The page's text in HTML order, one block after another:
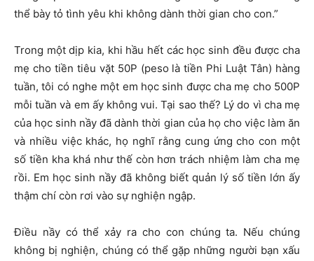
thể bày tỏ tình yêu khi không dành thời gian cho con.”
Trong một dịp kia, khi hầu hết các học sinh đều được cha
mẹ cho tiền tiêu vặt 50P (peso là tiền Phi Luật Tân) hàng
tuần, tôi có nghe một em học sinh được cha mẹ cho 500P
mỗi tuần và em ấy không vui. Tại sao thế? Lý do vì cha mẹ
của học sinh nầy đã dành thời gian của họ cho việc làm ăn
và nhiều việc khác, họ nghĩ rằng cung ứng cho con một
số tiền kha khá như thế còn hơn trách nhiệm làm cha mẹ
rồi. Em học sinh nầy đã không biết quản lý số tiền lớn ấy
thậm chí còn rơi vào sự nghiện ngập.
Điều nầy có thể xảy ra cho con chúng ta. Nếu chúng
không bị nghiện, chúng có thể gặp những người bạn xấu